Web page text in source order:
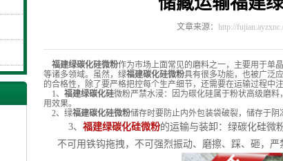
文章来源： http://
福建绿碳化硅微粉作为市场上面常见的磨料之一，主要用于单
等诸多领域。虽然，绿福建碳化硅微粉具有很多功能，也被广泛
的合格性，除了要严格把控每个生产细节，还需要在运输过程中注
1、 福建绿碳化硅微粉严禁水浸：因为碳化硅属于粉状高级磨
用效果。
2、绿福建碳化硅微粉储存时要防止内外包装袋破裂，储存于阴
3、 福建绿碳化硅微粉的运输与装卸：绿碳化硅微
不可用铁钩拖拽，不可强烈振动、磨擦、踩、砸，严